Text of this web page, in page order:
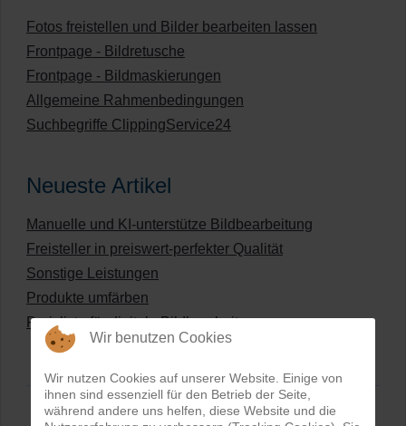
Fotos freistellen und Bilder bearbeiten lassen
Frontpage - Bildretusche
Frontpage - Bildmaskierungen
Allgemeine Rahmenbedingungen
Suchbegriffe ClippingService24
Neueste Artikel
Manuelle und KI-unterstütze Bildbearbeitung
Freisteller in preiswert-perfekter Qualität
Sonstige Leistungen
Produkte umfärben
Preisliste für digitale Bildbearbeitung
Wir benutzen Cookies
Wir nutzen Cookies auf unserer Website. Einige von
ihnen sind essenziell für den Betrieb der Seite,
während andere uns helfen, diese Website und die